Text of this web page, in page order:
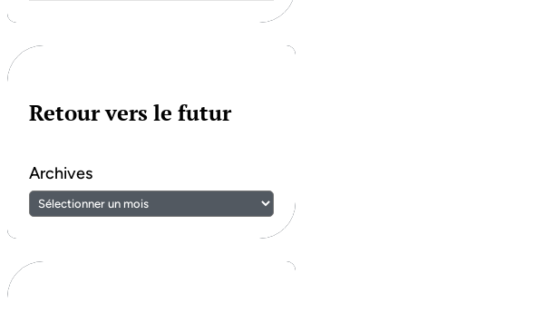
Retour vers le futur
Archives